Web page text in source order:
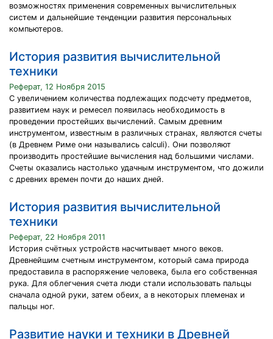
возможностях применения современных вычислительных
систем и дальнейшие тенденции развития персональных
компьютеров.
История развития вычислительной
техники
Реферат, 12 Ноября 2015
С увеличением количества подлежащих подсчету предметов,
развитием наук и ремесел появилась необходимость в
проведении простейших вычислений. Самым древним
инструментом, известным в различных странах, являются счеты
(в Древнем Риме они назывались calculi). Они позволяют
производить простейшие вычисления над большими числами.
Счеты оказались настолько удачным инструментом, что дожили
с древних времен почти до наших дней.
История развития вычислительной
техники
Реферат, 22 Ноября 2011
История счётных устройств насчитывает много веков.
Древнейшим счетным инструментом, который сама природа
предоставила в распоряжение человека, была его собственная
рука. Для облегчения счета люди стали использовать пальцы
сначала одной руки, затем обеих, а в некоторых племенах и
пальцы ног.
Развитие науки и техники в Древней